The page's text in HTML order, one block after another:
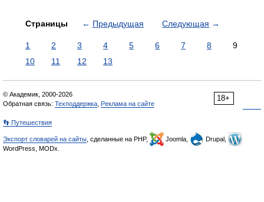
Страницы ← Предыдущая Следующая →
1 2 3 4 5 6 7 8
9
10
11 12 13
18+
© Академик, 2000-2026
Обратная связь: Техподдержка Реклама на сайте
👣 Путешествия
Экспорт словарей на сайты , сделанные на PHP, Joomla,
Drupal,
WordPress, MODx.